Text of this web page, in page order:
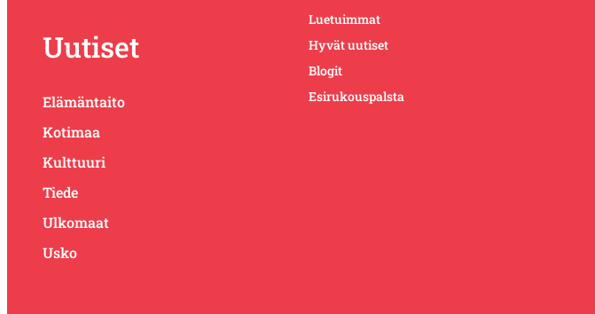
Uutiset
Elämäntaito
Kotimaa
Kulttuuri
Tiede
Ulkomaat
Usko
Luetuimmat
Hyvät uutiset
Blogit
Esirukouspalsta